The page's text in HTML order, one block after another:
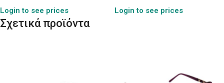
Login to see prices Login to see prices
Σχετικά προϊόντα